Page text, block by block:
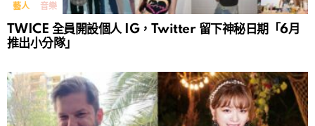
藝人 音樂
TWICE 全員開設個人 IG，Twitter 留下神秘日期「6月
推出小分隊」